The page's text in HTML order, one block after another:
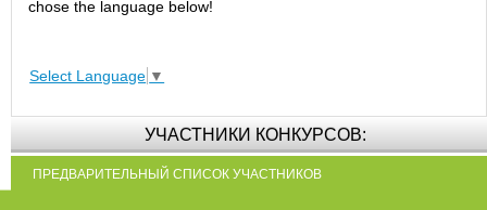
chose the language below!
Select Language ▼
УЧАСТНИКИ КОНКУРСОВ:
ПРЕДВАРИТЕЛЬНЫЙ СПИСОК УЧАСТНИКОВ